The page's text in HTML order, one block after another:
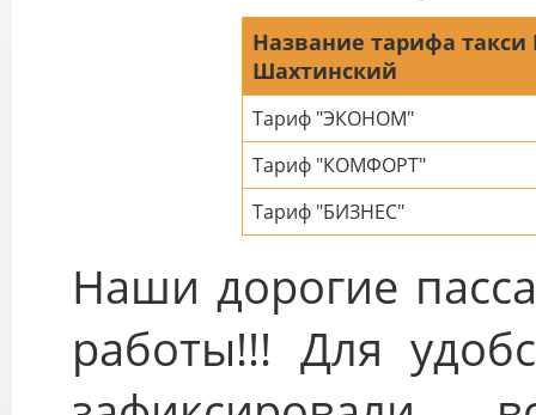
Название тарифа
Шахтинский
Тариф "ЭКОНОМ"
Тариф "КОМФОРТ"
Тариф "БИЗНЕС"
Наши дорогие
работы!!! Для